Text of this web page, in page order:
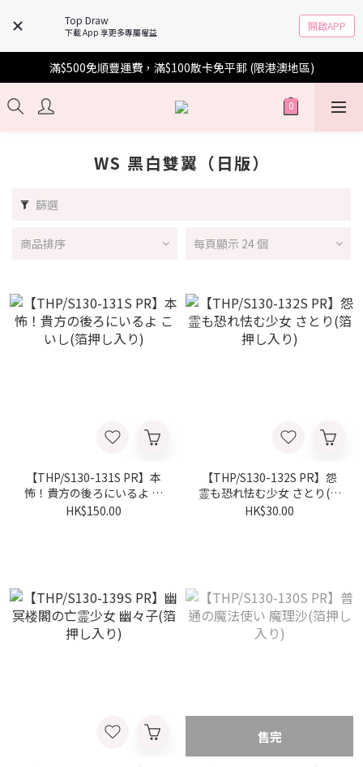
Top Draw
下載 App 享更多專屬權益 開啟APP
滿$500免順豐運費，滿$100散卡免平郵 (限港澳地區)
WS 黑白雙翼（日版）
篩選
商品排序 每頁顯示 24 個
【THP/S130-131S PR】本
怖！貴方の後ろにいるよ こ
いし(箔押し入り)
HK$150.00
【THP/S130-132S PR】怨
霊も恐れ怯む少女 さとり(箔
押し入り)
HK$30.00
售完